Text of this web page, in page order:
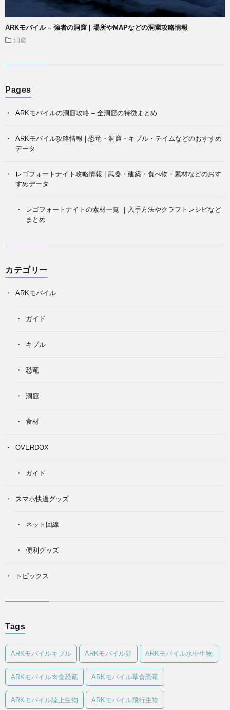
ARKモバイル – 強者の洞窟 | 場所やMAPなどの洞窟攻略情報
洞窟
Pages
ARKモバイルの洞窟攻略 – 全洞窟の特徴まとめ
ARKモバイル攻略情報 | 恐竜・洞窟・キブル・テイムなどのおすすめ
データ
レゴフォートナイト攻略情報 | 武器・建築・食べ物・素材などのおす
すめデータ
レゴフォートナイトの素材一覧 ｜入手方法やクラフトレシピなど
まとめ
カテゴリー
ARKモバイル
ガイド
キブル
恐竜
洞窟
食材
OVERDOX
ガイド
スマホ快適グッズ
ネット回線
便利グッズ
トピックス
Tags
ARKモバイルキブル ARKモバイル卵 ARKモバイル水中生物
ARKモバイル肉食恐竜 ARKモバイル草食恐竜
ARKモバイル陸上生物 ARKモバイル飛行生物